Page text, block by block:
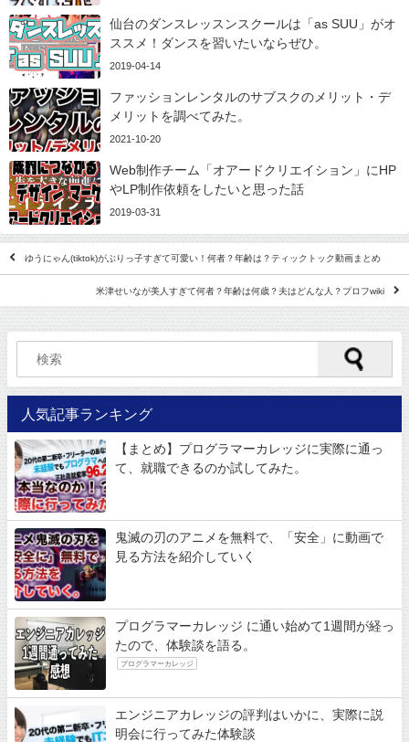
仙台のダンスレッスンスクールは「as SUU」がオ
ススメ！ダンスを習いたいならぜひ。
2019-04-14
ファッションレンタルのサブスクのメリット・デ
メリットを調べてみた。
2021-10-20
Web制作チーム「オアードクリエイション」にHP
やLP制作依頼をしたいと思った話
2019-03-31
ゆうにゃん(tiktok)がぶりっ子すぎて可愛い！何者？年齢は？ティックトック動画まとめ
米津せいなが美人すぎて何者？年齢は何歳？夫はどんな人？プロフwiki
人気記事ランキング
【まとめ】プログラマーカレッジに実際に通っ
て、就職できるのか試してみた。
鬼滅の刃のアニメを無料で、「安全」に動画で
見る方法を紹介していく
プログラマーカレッジ に通い始めて1週間が経っ
たので、体験談を語る。
プログラマーカレッジ
エンジニアカレッジの評判はいかに、実際に説
明会に行ってみた体験談